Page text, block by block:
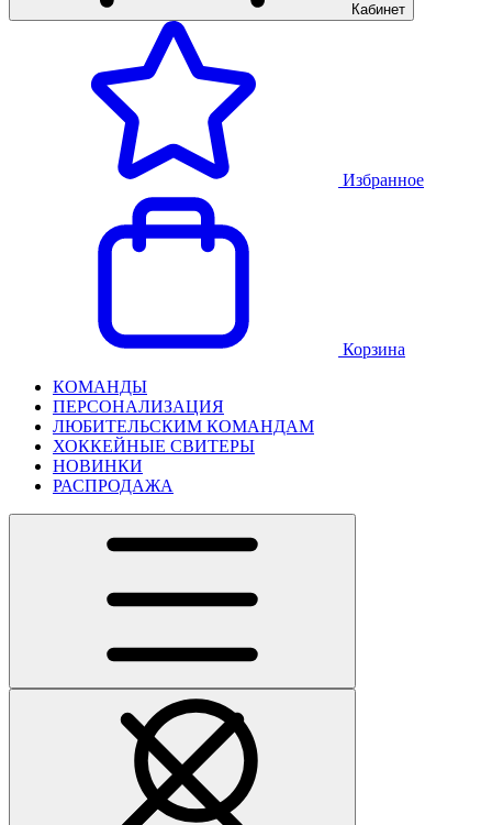
Кабинет
Избранное
Корзина
КОМАНДЫ
ПЕРСОНАЛИЗАЦИЯ
ЛЮБИТЕЛЬСКИМ КОМАНДАМ
ХОККЕЙНЫЕ СВИТЕРЫ
НОВИНКИ
РАСПРОДАЖА